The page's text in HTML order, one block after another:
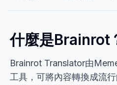
什麼是Brainrot
Brainrot Translator由
工具，可將內容轉換成流